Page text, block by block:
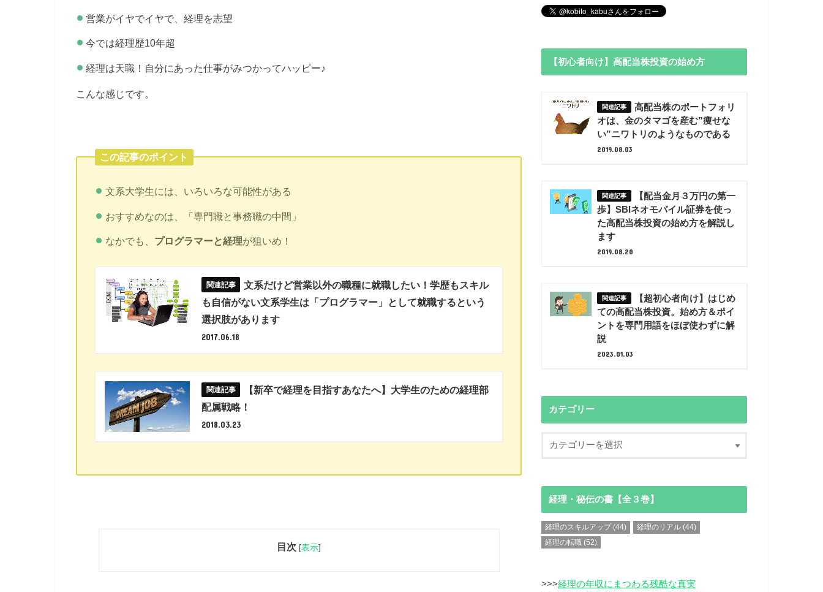
営業がイヤでイヤで、経理を志望
今では経理歴10年超
経理は天職！自分にあった仕事がみつかってハッピー♪
こんな感じです。
この記事のポイント
文系大学生には、いろいろな可能性がある
おすすめなのは、「専門職と事務職の中間」
なかでも、 プログラマーと経理が狙いめ！
文系だけど営業以外の職種に就職したい！学歴もスキル
も自信がない文系学生は「プログラマー」として就職するという
選択肢があります
2017.06.18
【新卒で経理を目指すあなたへ】大学生のための経理部
配属戦略！
2018.03.23
目次 [表示]
【初心者向け】高配当株投資の始め方
高配当株のポートフォリ
オは、金のタマゴを産む”痩せな
い”ニワトリのようなものである
2019.08.03
【配当金月３万円の第一
歩】SBIネオモバイル証券を使っ
た高配当株投資の始め方を解説し
ます
2019.08.20
【超初心者向け】はじめ
ての高配当株投資。始め方＆ポイ
ントを専門用語をほぼ使わずに解
説
2023.01.03
カテゴリー
経理・秘伝の書【全３巻】
経理のスキルアップ (44) 経理のリアル (44)
経理の転職 (52)
>>>経理の年収にまつわる残酷な真実